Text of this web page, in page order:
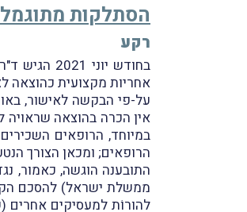
הסתלקות
רקע
בחודש יוני 2021 הגיש ד"ר ירון רודניצקי בקשה לאישור תובענה נגד "מדינת ישראל – רשות המיסים" כייצוגית (
אחריות מקצועית כהוצאה
על-פי הבקשה לאישור,
אין הכרה בהוצאה שראויה
במיוחד, הרופאים
הרופאים; ומכאן הצורך
התובענה הוגשה, כאמור,
ממשלת ישראל) להסכם הקיבוצי שנחתם ביום 2.11.1995